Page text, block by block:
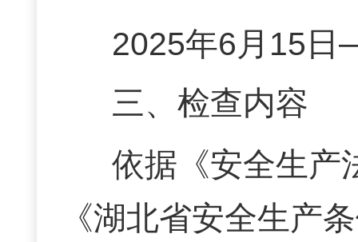
2025年6月 15 日
三、检查内容
依据《安全生产
《湖北省安全生产